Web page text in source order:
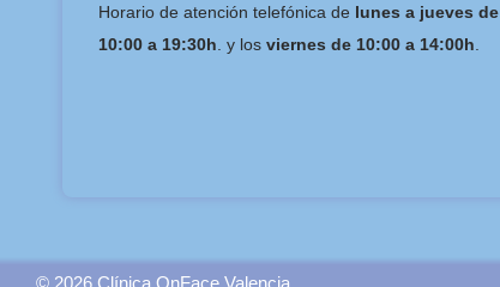
Horario de atención telefónica de lunes a jueves de
10:00 a 19:30h. y los viernes de 10:00 a 14:00h.
© 2026 Clínica OnFace Valencia.